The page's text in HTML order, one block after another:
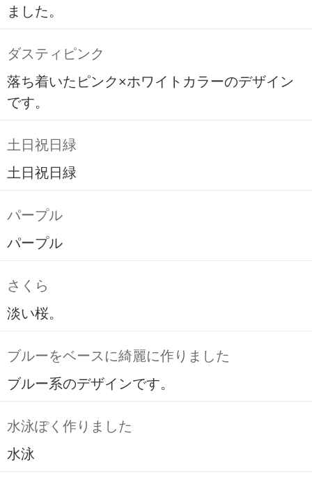
ました。
ダスティピンク
落ち着いたピンク×ホワイトカラーのデザイン
です。
土日祝日緑
土日祝日緑
パープル
パープル
さくら
淡い桜。
ブルーをベースに綺麗に作りました
ブルー系のデザインです。
水泳ぽく作りました
水泳